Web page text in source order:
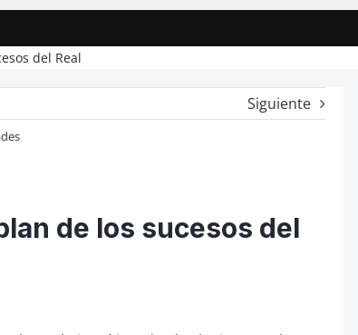
del Real
Siguiente
de los sucesos del